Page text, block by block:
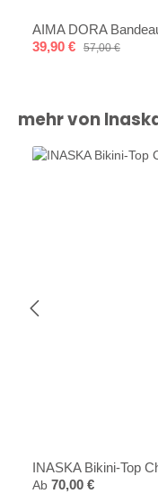
AIMA DORA
Verkaufspreis:
39,90 € Regulärer Preis:
57,00 €
Produktgalerie
mehr von
INASKA Bikini-Top
Regulärer Preis:
Ab 70,00 €